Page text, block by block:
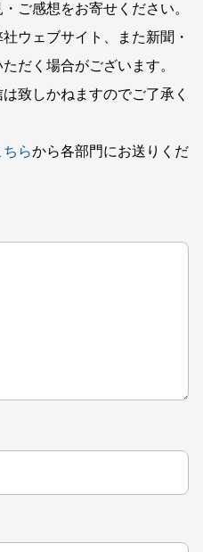
ご感想をお寄せください。
ウェブサイト、また新聞・
だく場合がございます。
致しかねますのでご了承く
ちらから各部門にお送りくだ